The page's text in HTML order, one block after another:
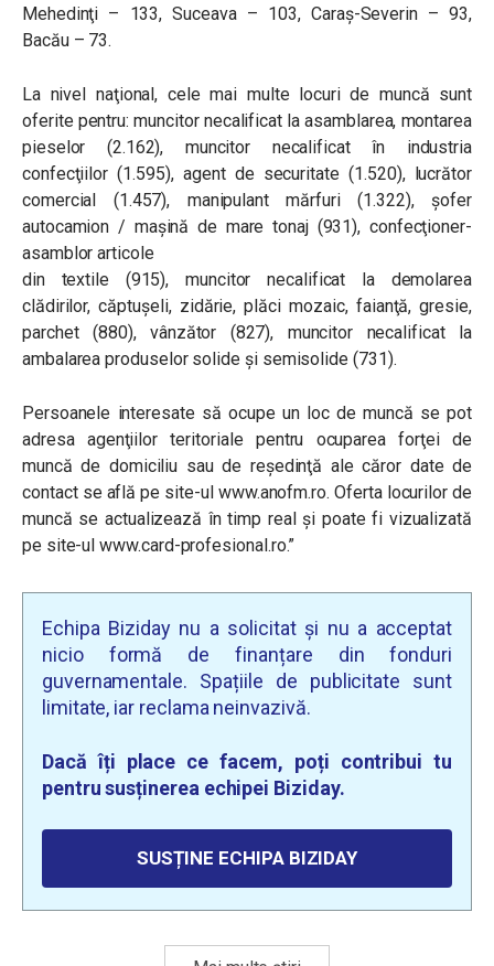
Mehedinţi – 133, Suceava – 103, Caraş-Severin – 93,
Bacău – 73.
La nivel naţional, cele mai multe locuri de muncă sunt
oferite pentru: muncitor necalificat la asamblarea, montarea
pieselor (2.162), muncitor necalificat în industria
confecţiilor (1.595), agent de securitate (1.520), lucrător
comercial (1.457), manipulant mărfuri (1.322), şofer
autocamion / maşină de mare tonaj (931), confecţioner-
asamblor articole
din textile (915), muncitor necalificat la demolarea
clădirilor, căptuşeli, zidărie, plăci mozaic, faianţă, gresie,
parchet (880), vânzător (827), muncitor necalificat la
ambalarea produselor solide şi semisolide (731).
Persoanele interesate să ocupe un loc de muncă se pot
adresa agenţiilor teritoriale pentru ocuparea forţei de
muncă de domiciliu sau de reşedinţă ale căror date de
contact se află pe site-ul www.anofm.ro. Oferta locurilor de
muncă se actualizează în timp real şi poate fi vizualizată
pe site-ul www.card-profesional.ro.”
Echipa Biziday nu a solicitat și nu a acceptat
nicio formă de finanțare din fonduri
guvernamentale. Spațiile de publicitate sunt
limitate, iar reclama neinvazivă.
Dacă îți place ce facem, poți contribui tu
pentru susținerea echipei Biziday.
SUSȚINE ECHIPA BIZIDAY